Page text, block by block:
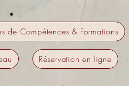
de Compétences & Formations
Réservation en ligne